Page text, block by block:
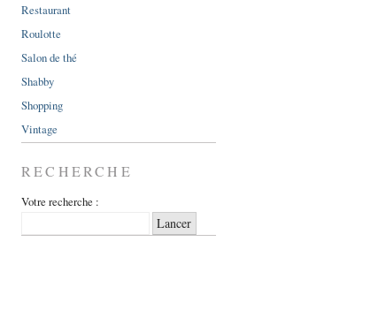
Restaurant
Roulotte
Salon de thé
Shabby
Shopping
Vintage
RECHERCHE
Votre recherche :